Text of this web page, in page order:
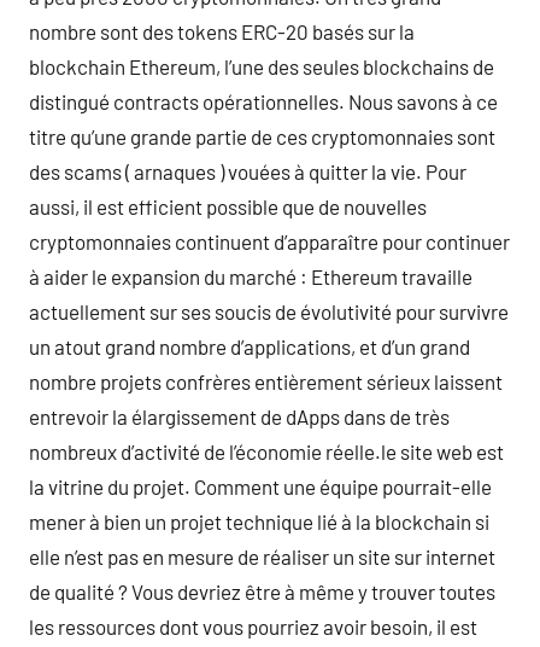
nombre sont des tokens ERC-20 basés sur la
blockchain Ethereum, l’une des seules blockchains de
distingué contracts opérationnelles. Nous savons à ce
titre qu’une grande partie de ces cryptomonnaies sont
des scams ( arnaques ) vouées à quitter la vie. Pour
aussi, il est efficient possible que de nouvelles
cryptomonnaies continuent d’apparaître pour continuer
à aider le expansion du marché : Ethereum travaille
actuellement sur ses soucis de évolutivité pour survivre
un atout grand nombre d’applications, et d’un grand
nombre projets confrères entièrement sérieux laissent
entrevoir la élargissement de dApps dans de très
nombreux d’activité de l’économie réelle.le site web est
la vitrine du projet. Comment une équipe pourrait-elle
mener à bien un projet technique lié à la blockchain si
elle n’est pas en mesure de réaliser un site sur internet
de qualité ? Vous devriez être à même y trouver toutes
les ressources dont vous pourriez avoir besoin, il est